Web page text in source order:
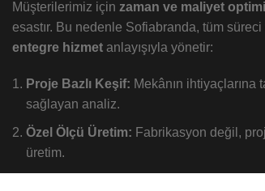
Müşterilerimiz için zaman ve maliyet
esastır. Bu nedenle Sofiabranda, tüm süreci
entegre hizmet anlayışıyla yönetir:
Proje Bazlı Keşif: Mekânın ihtiyaçlarına
sağlayan analiz.
Özel Ölçü Üretim: Fabrikasyon değil,
üretim.